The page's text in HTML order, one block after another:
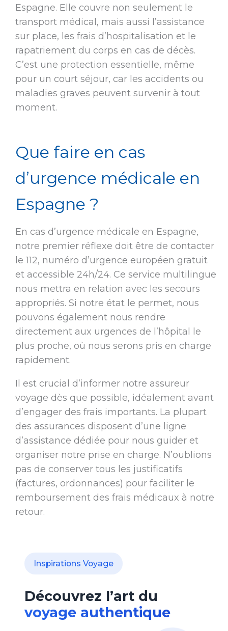
Espagne. Elle couvre non seulement le
transport médical, mais aussi l’assistance
sur place, les frais d’hospitalisation et le
rapatriement du corps en cas de décès.
C’est une protection essentielle, même
pour un court séjour, car les accidents ou
maladies graves peuvent survenir à tout
moment.
Que faire en cas
d’urgence médicale en
Espagne ?
En cas d’urgence médicale en Espagne,
notre premier réflexe doit être de contacter
le 112, numéro d’urgence européen gratuit
et accessible 24h/24. Ce service multilingue
nous mettra en relation avec les secours
appropriés. Si notre état le permet, nous
pouvons également nous rendre
directement aux urgences de l’hôpital le
plus proche, où nous serons pris en charge
rapidement.
Il est crucial d’informer notre assureur
voyage dès que possible, idéalement avant
d’engager des frais importants. La plupart
des assurances disposent d’une ligne
d’assistance dédiée pour nous guider et
organiser notre prise en charge. N’oublions
pas de conserver tous les justificatifs
(factures, ordonnances) pour faciliter le
remboursement des frais médicaux à notre
retour.
Inspirations Voyage
Découvrez l’art du
voyage authentique